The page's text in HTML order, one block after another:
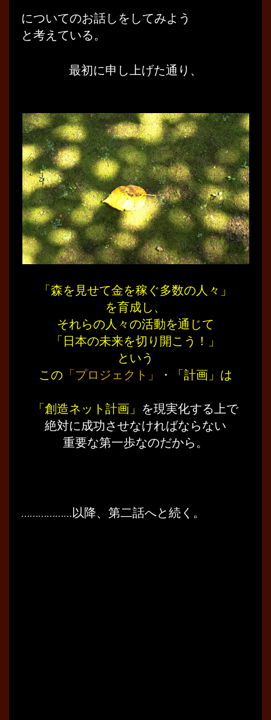
についてのお話しをしてみよう
と考えている。
最初に申し上げた通り、
「森を見せて金を稼ぐ多数の人々」
を育成し、
それらの人々の活動を通じて
「日本の未来を切り開こう！」
という
この 「プロジェクト」
・「計画」は
「創造ネット計画」 を現実化する上で
絶対に成功させなければならない
重要な第一歩なのだから。
………………以降、第二話へと続く。